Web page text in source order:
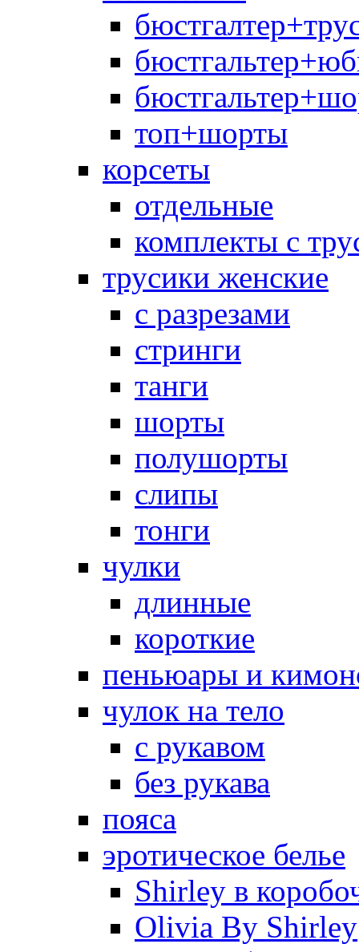
топ+шорты
корсеты
отдельные
комплекты с
трусики женские
с разрезами
стринги
танги
шорты
полушорты
слипы
тонги
чулки
длинные
короткие
пеньюары и
чулок на тело
с рукавом
без рукава
пояса
эротическое белье
Shirley в
Olivia By Shirley